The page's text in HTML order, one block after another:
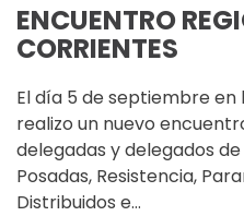
ENCUENTRO
CORRIENTES
El día 5 de septiembre en
realizo un nuevo
delegadas y delegados
Posadas, Resistencia,
Distribuidos e…